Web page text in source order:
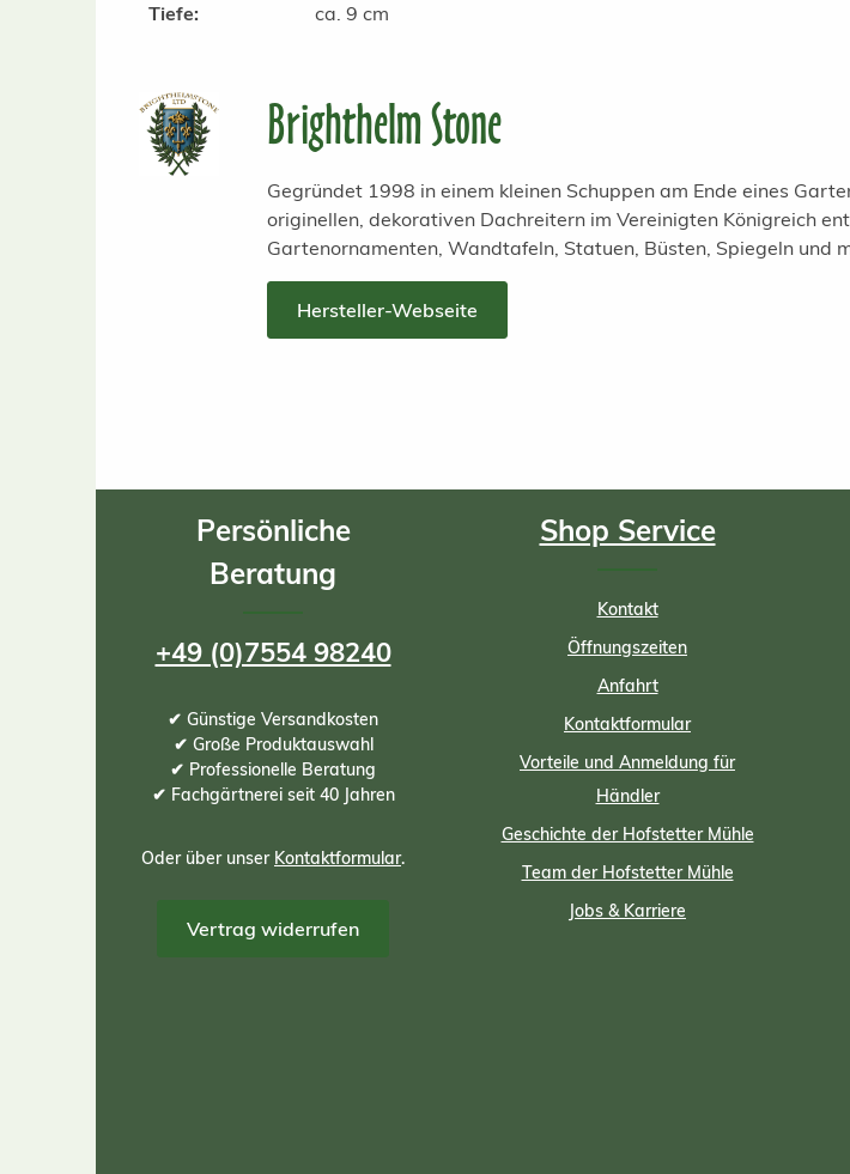
Tiefe:
ca. 9 cm
Brighthelm Stone
Gegründet 1998 in einem kleinen Schuppen am Ende eines
originellen, dekorativen Dachreitern im Vereinigten Königreich
Gartenornamenten, Wandtafeln, Statuen, Büsten, Spiegeln und
Hersteller-Webseite
Persönliche
Beratung
+49 (0)7554 98240
✔ Günstige Versandkosten
✔ Große Produktauswahl
✔ Professionelle Beratung
✔ Fachgärtnerei seit 40 Jahren
Oder über unser Kontaktformular.
Vertrag widerrufen
Shop Service
Kontakt
Öffnungszeiten
Anfahrt
Kontaktformular
Vorteile und Anmeldung für
Händler
Geschichte der Hofstetter Mühle
Team der Hofstetter Mühle
Jobs & Karriere